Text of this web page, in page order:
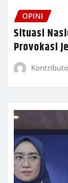
OPINI
Situasi
Provokasi